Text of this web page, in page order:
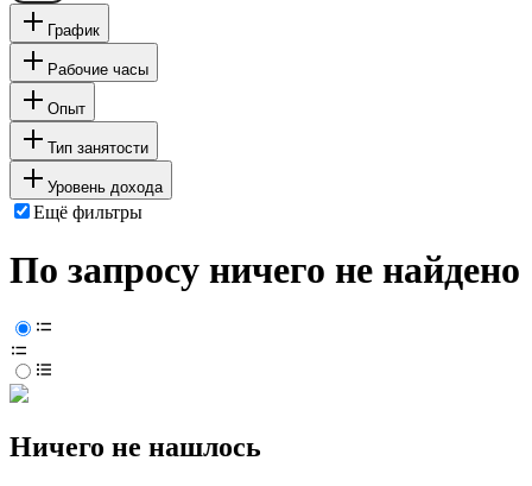
График
Рабочие часы
Опыт
Тип занятости
Уровень дохода
Ещё фильтры
По запросу ничего не найдено
Ничего не нашлось